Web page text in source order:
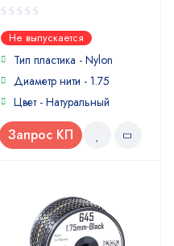
0
out
of
Не выпускается
Тип пластика - Nylon
Диаметр нити - 1.75
Цвет - Натуральный
Запрос КП